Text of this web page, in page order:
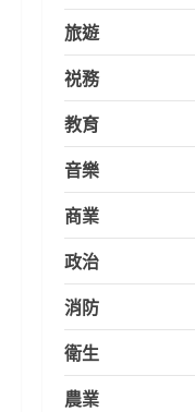
旅遊
祱務
教育
音樂
商業
政治
消防
衛生
農業